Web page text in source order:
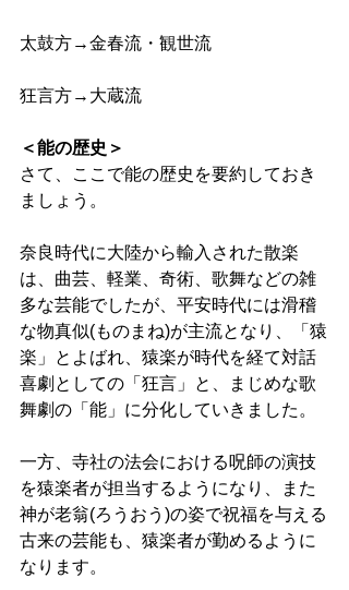
太鼓方→金春流・観世流
狂言方→大蔵流
＜能の歴史＞
さて、ここで能の歴史を要約しておき
ましょう。
奈良時代に大陸から輸入された散楽
は、曲芸、軽業、奇術、歌舞などの雑
多な芸能でしたが、平安時代には滑稽
な物真似(ものまね)が主流となり、「猿
楽」とよばれ、猿楽が時代を経て対話
喜劇としての「狂言」と、まじめな歌
舞劇の「能」に分化していきました。
一方、寺社の法会における呪師の演技
を猿楽者が担当するようになり、また
神が老翁(ろうおう)の姿で祝福を与える
古来の芸能も、猿楽者が勤めるように
なります。